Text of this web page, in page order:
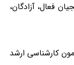
بسیجیان فعال، آزادگان،
کارشناسی ارشد